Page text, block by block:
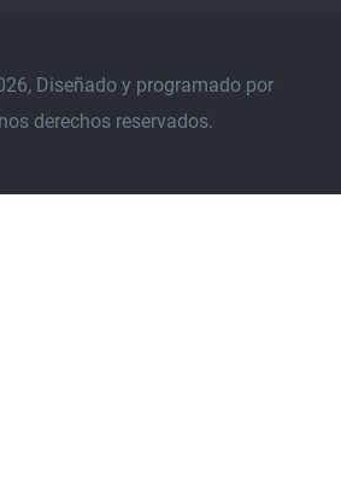
Diseñado y programado por
derechos reservados.